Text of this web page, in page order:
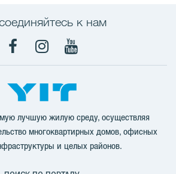
к нам
FacebookInstagram
YouTube
лучшую жилую среду, осуществляя
многоквартирных домов, офисных
и целых районов.